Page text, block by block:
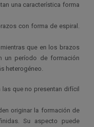
una característica forma
con forma de espiral.
que en los brazos
un período de formación
heterogéneo.
que no presentan difícil
originar la formación de
Su aspecto puede